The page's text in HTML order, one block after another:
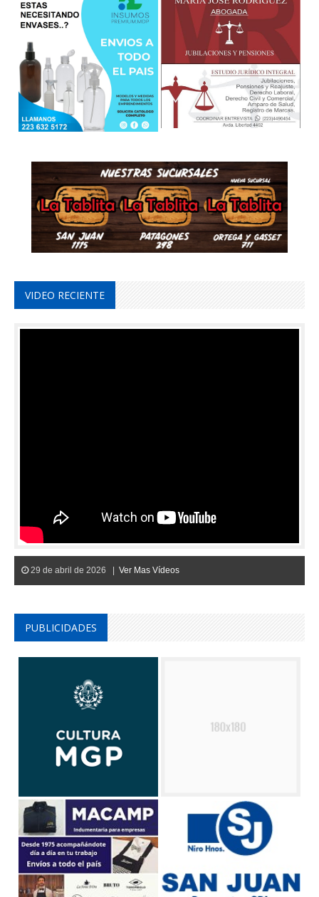
VIDEO RECIENTE
29 de abril de 2026 | Ver Mas Vídeos
PUBLICIDADES